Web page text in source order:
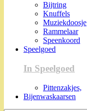
Bijtring
Knuffels
Muziekdoosje
Rammelaar
Speenkoord
Speelgoed
In Speelgoed
Pittenzakjes,
Bijenwaskaarsen